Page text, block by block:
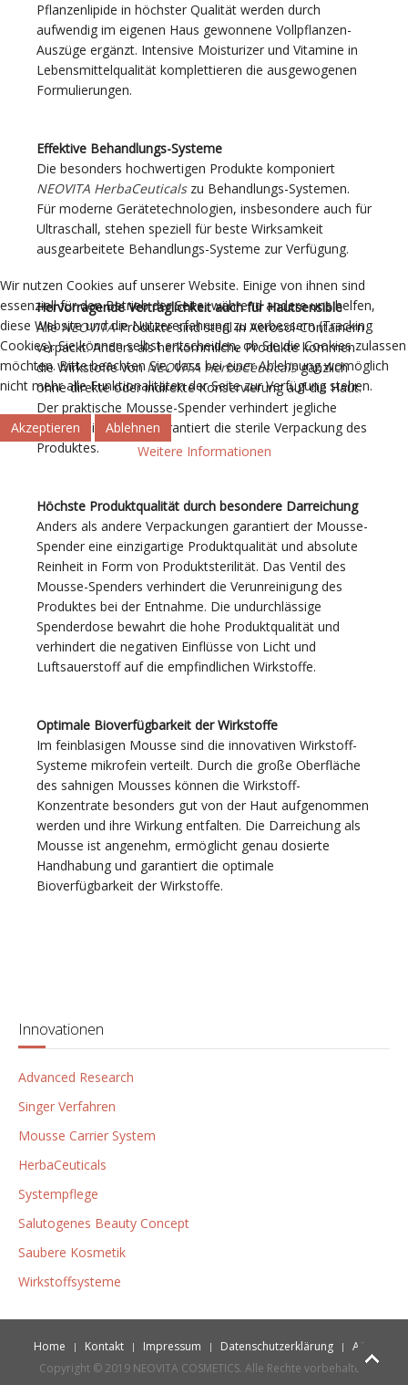
Pflanzenlipide in höchster Qualität werden durch
aufwendig im eigenen Haus gewonnene Vollpflanzen-
Auszüge ergänzt. Intensive Moisturizer und Vitamine in
Lebensmittelqualität komplettieren die ausgewogenen
Formulierungen.
Effektive Behandlungs-Systeme
Die besonders hochwertigen Produkte komponiert
NEOVITA HerbaCeuticalszu Behandlungs-Systemen.
Für moderne Gerätetechnologien, insbesondere auch für
Ultraschall, stehen speziell für beste Wirksamkeit
ausgearbeitete Behandlungs-Systeme zur Verfügung.
Hervorragende Verträglichkeit auch für Hautsensible
AlleNEOVITA-Produkte sind steril in Aerosol-Containern
verpackt. Anders als herkömmliche Produkte kommen
die Wirkstoffe vonNEOVITA HerbaCeuticalsgänzlich
ohne direkte oder indirekte Konservierung auf die Haut.
Der praktische Mousse-Spender verhindert jegliche
Verunreinigung und garantiert die sterile Verpackung des
Produktes.
Höchste Produktqualität durch besondere Darreichung
Anders als andere Verpackungen garantiert der Mousse-
Spender eine einzigartige Produktqualität und absolute
Reinheit in Form von Produktsterilität. Das Ventil des
Mousse-Spenders verhindert die Verunreinigung des
Produktes bei der Entnahme. Die undurchlässige
Spenderdose bewahrt die hohe Produktqualität und
verhindert die negativen Einflüsse von Licht und
Luftsauerstoff auf die empfindlichen Wirkstoffe.
Optimale Bioverfügbarkeit der Wirkstoffe
Im feinblasigen Mousse sind die innovativen Wirkstoff-
Systeme mikrofein verteilt. Durch die große Oberfläche
des sahnigen Mousses können die Wirkstoff-
Konzentrate besonders gut von der Haut aufgenommen
werden und ihre Wirkung entfalten. Die Darreichung als
Mousse ist angenehm, ermöglicht genau dosierte
Handhabung und garantiert die optimale
Bioverfügbarkeit der Wirkstoffe.
Innovationen
Advanced Research
Singer Verfahren
Mousse Carrier System
HerbaCeuticals
Systempflege
Salutogenes Beauty Concept
Saubere Kosmetik
Wirkstoffsysteme
Home Kontakt Impressum Datenschutzerklärung
AGB
Copyright © 2019 NEOVITA COSMETICS. Alle Rechte vorbehalten.
Wir nutzen Cookies auf unserer Website. Einige von ihnen sind
essenziell für den Betrieb der Seite, während andere uns helfen,
diese Website und die Nutzererfahrung zu verbessern (Tracking
Cookies). Sie können selbst entscheiden, ob Sie die Cookies zulassen
möchten. Bitte beachten Sie, dass bei einer Ablehnung womöglich
nicht mehr alle Funktionalitäten der Seite zur Verfügung stehen.
Akzeptieren
Ablehnen
Weitere Informationen